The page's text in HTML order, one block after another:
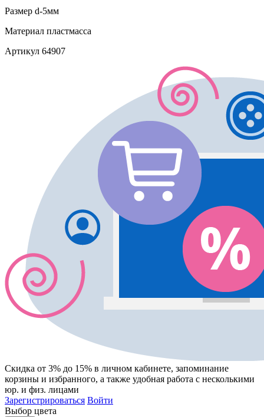
Размер d-5мм
Материал пластмасса
Артикул 64907
Скидка от 3% до 15% в личном кабинете, запоминание
корзины и избранного, а также удобная работа с несколькими
юр. и физ. лицами
Зарегистрироваться Войти
Выбор цвета